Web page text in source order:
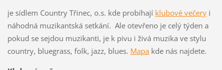
je sídlem Country Třinec, o.s. kde probíhají klubové večeryi
náhodná muzikantská setkání. Ale otevřeno je celý týden a
pokud se sejdou muzikanti, je k pivu i živá muzika ve stylu
country, bluegrass, folk, jazz, blues. Mapakde nás najdete.